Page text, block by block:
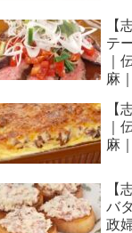
【
テ
｜
麻
【
｜
麻
【
バ
政